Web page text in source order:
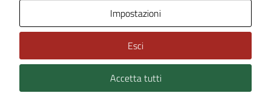
Technical Design s.r.l.
Impostazioni
Esci
Accetta tutti
personali.